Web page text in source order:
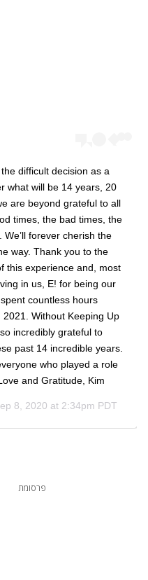
difficult decision as a
what will be 14 years, 20
are beyond grateful to all
times, the bad times, the
forever cherish the
way. Thank you to the
this experience and, most
in us, E! for being our
countless hours
Without Keeping Up
incredibly grateful to
past 14 incredible years.
who played a role
and Gratitude, Kim
8, 2020 at 2:34pm PDT
פרסומת